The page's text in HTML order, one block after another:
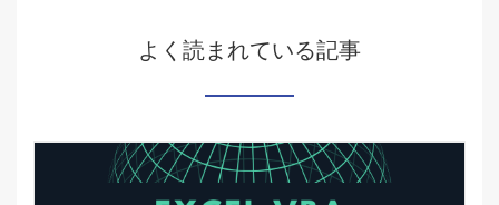
よく読まれている記事